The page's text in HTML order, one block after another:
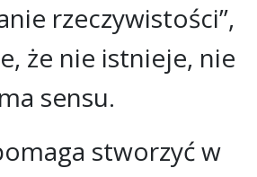
rzeczywistości”,
że nie istnieje, nie
ma sensu.
stworzyć w